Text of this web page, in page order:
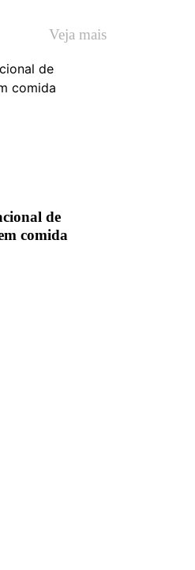
Veja mais
de
comida